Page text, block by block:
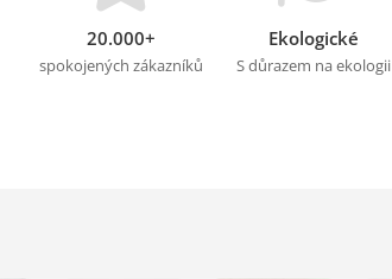
20.000+
spokojených zákazníků
Ekologické
S důrazem na ekologii